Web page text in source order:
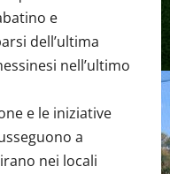
e
dell’ultima
nell’ultimo
e le iniziative
a
nei locali